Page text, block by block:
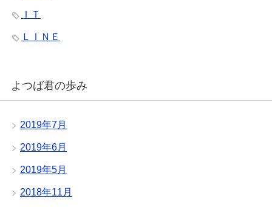
ＩＴ
ＬＩＮＥ
よつば君の歩み
2019年7月
2019年6月
2019年5月
2018年11月